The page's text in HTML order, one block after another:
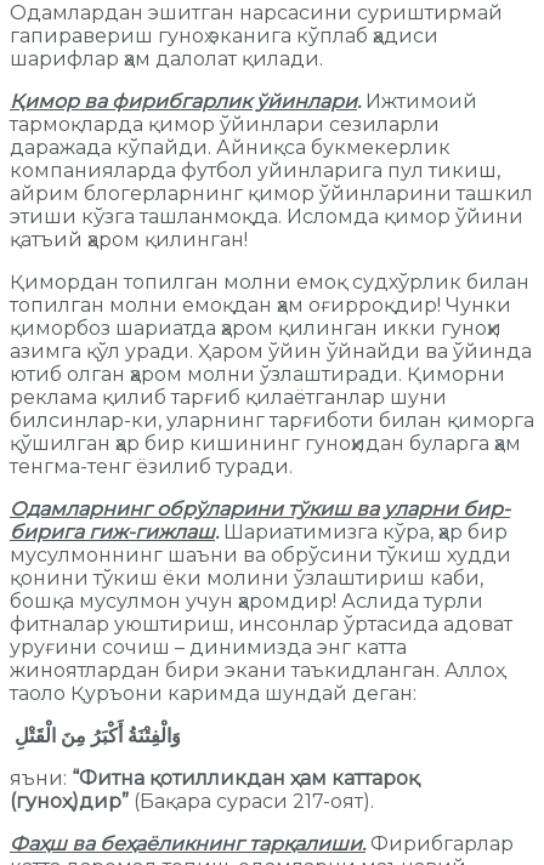
Одамлардан эшитган нарсасини суриштирмай
гапиравериш гуноҳ эканига кўплаб ҳадиси
шарифлар ҳам далолат қилади.
Қимор ва фирибгарлик ўйинлари.Ижтимоий
тармоқларда қимор ўйинлари сезиларли
даражада кўпайди. Айниқса букмекерлик
компанияларда футбол уйинларига пул тикиш,
айрим блогерларнинг қимор ўйинларини ташкил
этиши кўзга ташланмоқда. Исломда қимор ўйини
қатъий ҳаром қилинган!
Қимордан топилган молни емоқ судхўрлик билан
топилган молни емоқдан ҳам оғирроқдир! Чунки
қиморбоз шариатда ҳаром қилинган икки гуноҳи
азимга қўл уради. Ҳаром ўйин ўйнайди ва ўйинда
ютиб олган ҳаром молни ўзлаштиради. Қиморни
реклама қилиб тарғиб қилаётганлар шуни
билсинлар-ки, уларнинг тарғиботи билан қиморга
қўшилган ҳар бир кишининг гуноҳидан буларга ҳам
тенгма-тенг ёзилиб туради.
Одамларнинг обрўларини тўкиш ва уларни бир-
бирига гиж-гижлаш.Шариатимизга кўра, ҳар бир
мусулмоннинг шаъни ва обрўсини тўкиш худди
қонини тўкиш ёки молини ўзлаштириш каби,
бошқа мусулмон учун ҳаромдир! Аслида турли
фитналар уюштириш, инсонлар ўртасида адоват
уруғини сочиш – динимизда энг катта
жиноятлардан бири экани таъкидланган. Аллоҳ
таоло Қуръони каримда шундай деган:
яъни: “Фитна қотилликдан ҳам каттароқ
(гуноҳ)дир” (Бақара сураси 217-оят).
Фаҳш ва беҳаёликнинг тарқалиши.Фирибгарлар